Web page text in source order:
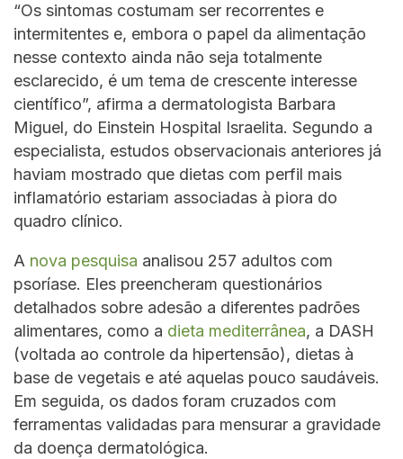
“Os sintomas costumam ser recorrentes e
intermitentes e, embora o papel da alimentação
nesse contexto ainda não seja totalmente
esclarecido, é um tema de crescente interesse
científico”, afirma a dermatologista Barbara
Miguel, do Einstein Hospital Israelita. Segundo a
especialista, estudos observacionais anteriores já
haviam mostrado que dietas com perfil mais
inflamatório estariam associadas à piora do
quadro clínico.
A nova pesquisa analisou 257 adultos com
psoríase. Eles preencheram questionários
detalhados sobre adesão a diferentes padrões
alimentares, como a dieta mediterrânea, a DASH
(voltada ao controle da hipertensão), dietas à
base de vegetais e até aquelas pouco saudáveis.
Em seguida, os dados foram cruzados com
ferramentas validadas para mensurar a gravidade
da doença dermatológica.